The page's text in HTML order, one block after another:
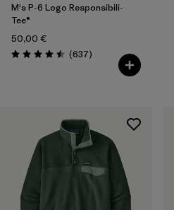
M's P-6 Logo Responsibili-
Tee®
50,00 €
Bewertung: 4.5 / 5
(637Rezensionen
)